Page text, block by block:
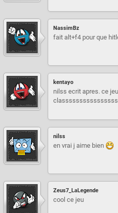
NassimBz
fait alt+f4 pour que
kentayo
nilss ecrit apres. ce
nilss
en vrai j aime bien
Zeus7_LaLegende
cool ce jeu